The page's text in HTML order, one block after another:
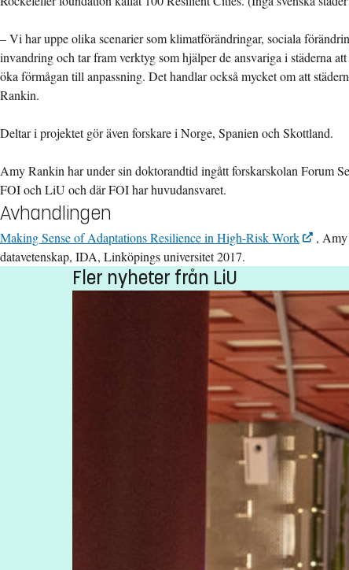
– Vi har uppe olika scenarier som klimatförändringar, sociala
invandring och tar fram verktyg som hjälper de ansvariga i städerna
öka förmågan till anpassning. Det handlar också mycket om att
Rankin.
Deltar i projektet gör även forskare i Norge, Spanien och Skottland.
Amy Rankin har under sin doktorandtid ingått forskarskolan Forum
FOI och LiU och där FOI har huvudansvaret.
Avhandlingen
Making Sense of Adaptations Resilience in High-Risk Work
,
datavetenskap, IDA, Linköpings universitet 2017.
Fler nyheter från LiU